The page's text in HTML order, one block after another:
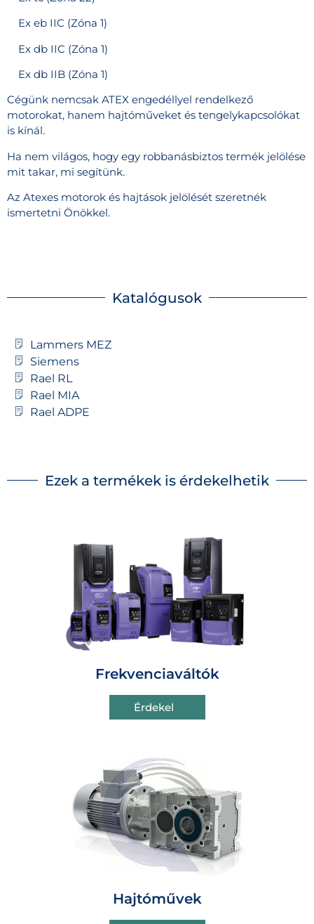
Ex eb IIC (Zóna 1)
Ex db IIC (Zóna 1)
Ex db IIB (Zóna 1)
Cégünk nemcsak ATEX engedéllyel rendelkező
motorokat, hanem hajtóműveket és tengelykapcsolókat
is kínál.
Ha nem világos, hogy egy robbanásbiztos termék jelölése
mit takar, mi segítünk.
Az Atexes motorok és hajtások jelölését szeretnék
ismertetni Önökkel.
Katalógusok
Lammers MEZ
Siemens
Rael RL
Rael MIA
Rael ADPE
Ezek a termékek is érdekelhetik
Frekvenciaváltók
Érdekel
Hajtóművek